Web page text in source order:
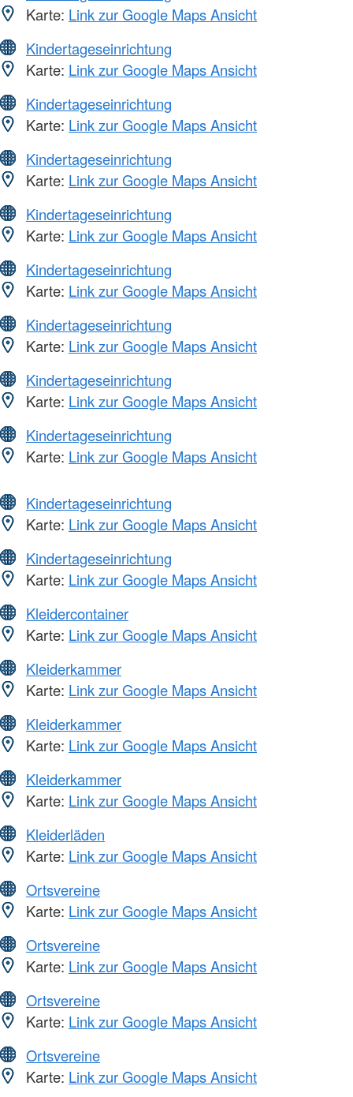
Karte: Link zur Google Maps Ansicht
Kindertageseinrichtung
Karte: Link zur Google Maps Ansicht
Kindertageseinrichtung
Karte: Link zur Google Maps Ansicht
Kindertageseinrichtung
Karte: Link zur Google Maps Ansicht
Kindertageseinrichtung
Karte: Link zur Google Maps Ansicht
Kindertageseinrichtung
Karte: Link zur Google Maps Ansicht
Kindertageseinrichtung
Karte: Link zur Google Maps Ansicht
Kindertageseinrichtung
Karte: Link zur Google Maps Ansicht
Kindertageseinrichtung
Karte: Link zur Google Maps Ansicht
Kindertageseinrichtung
Karte: Link zur Google Maps Ansicht
Kindertageseinrichtung
Karte: Link zur Google Maps Ansicht
Kleidercontainer
Karte: Link zur Google Maps Ansicht
Kleiderkammer
Karte: Link zur Google Maps Ansicht
Kleiderkammer
Karte: Link zur Google Maps Ansicht
Kleiderkammer
Karte: Link zur Google Maps Ansicht
Kleiderläden
Karte: Link zur Google Maps Ansicht
Ortsvereine
Karte: Link zur Google Maps Ansicht
Ortsvereine
Karte: Link zur Google Maps Ansicht
Ortsvereine
Karte: Link zur Google Maps Ansicht
Ortsvereine
Karte: Link zur Google Maps Ansicht